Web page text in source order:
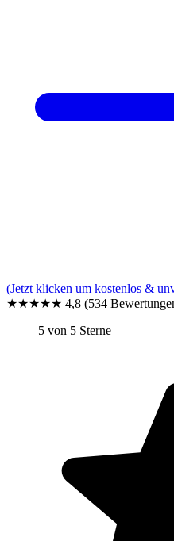
(Jetzt klicken um kostenlos &
★★★★★ 4,8 (534
5 von 5 Sterne